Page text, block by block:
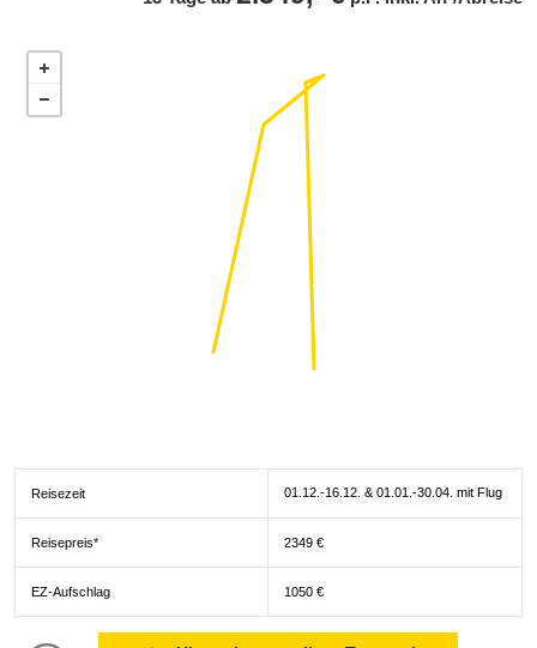
Reisezeit 01.12.-16.12. & 01.01.-30.04. mit Flug
Reisepreis* 2349 €
EZ-Aufschlag 1050 €